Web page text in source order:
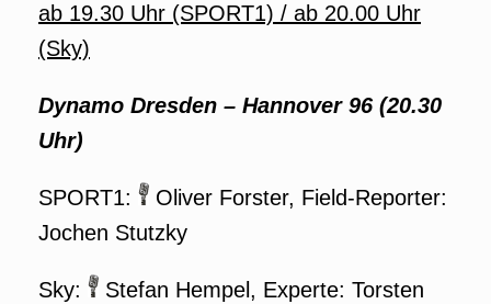
ab 19.30 Uhr (SPORT1) / ab 20.00 Uhr
(Sky)
Dynamo Dresden – Hannover 96 (20.30
Uhr)
SPORT1:
Oliver Forster, Field-Reporter:
Jochen Stutzky
Sky:
Stefan Hempel, Experte: Torsten